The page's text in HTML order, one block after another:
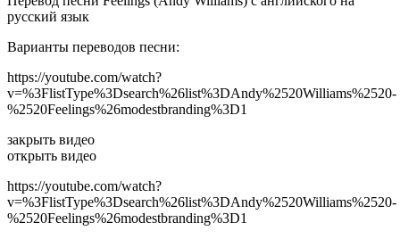
русский язык
Варианты переводов песни:
https://youtube.com/watch?
v=%3FlistType%3Dsearch%26list%3DAndy%2520Williams%2520-
%2520Feelings%26modestbranding%3D1
закрыть видео
открыть видео
https://youtube.com/watch?
v=%3FlistType%3Dsearch%26list%3DAndy%2520Williams%2520-
%2520Feelings%26modestbranding%3D1